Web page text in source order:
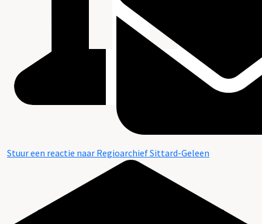
Stuur een reactie naar Regioarchief Sittard-Geleen